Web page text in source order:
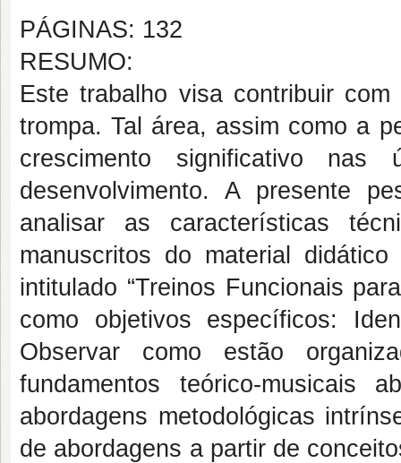
PÁGINAS: 132
RESUMO:
Este trabalho visa contribuir
trompa. Tal área, assim como a
crescimento significativo
desenvolvimento. A presente
analisar as características
manuscritos do material
intitulado “Treinos Funcionais
como objetivos específicos:
Observar como estão
fundamentos teórico-musicais
abordagens metodológicas
de abordagens a partir de